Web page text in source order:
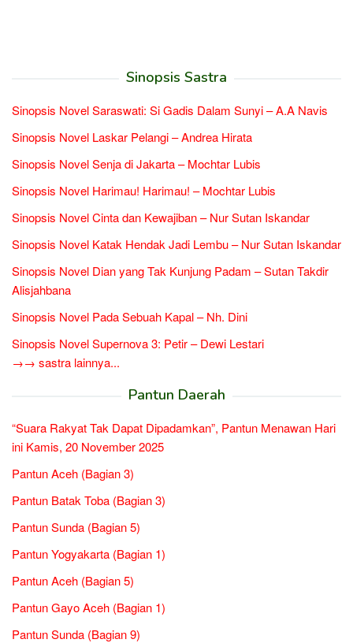
Sinopsis Sastra
Sinopsis Novel Saraswati: Si Gadis Dalam Sunyi – A.A Navis
Sinopsis Novel Laskar Pelangi – Andrea Hirata
Sinopsis Novel Senja di Jakarta – Mochtar Lubis
Sinopsis Novel Harimau! Harimau! – Mochtar Lubis
Sinopsis Novel Cinta dan Kewajiban – Nur Sutan Iskandar
Sinopsis Novel Katak Hendak Jadi Lembu – Nur Sutan Iskandar
Sinopsis Novel Dian yang Tak Kunjung Padam – Sutan Takdir
Alisjahbana
Sinopsis Novel Pada Sebuah Kapal – Nh. Dini
Sinopsis Novel Supernova 3: Petir – Dewi Lestari
→→ sastra lainnya...
Pantun Daerah
“Suara Rakyat Tak Dapat Dipadamkan”, Pantun Menawan Hari
ini Kamis, 20 November 2025
Pantun Aceh (Bagian 3)
Pantun Batak Toba (Bagian 3)
Pantun Sunda (Bagian 5)
Pantun Yogyakarta (Bagian 1)
Pantun Aceh (Bagian 5)
Pantun Gayo Aceh (Bagian 1)
Pantun Sunda (Bagian 9)